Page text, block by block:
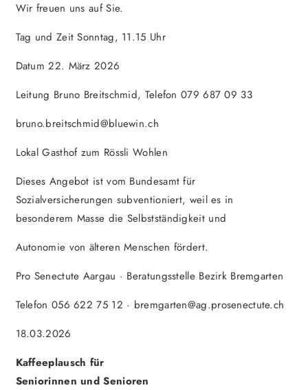
Wir freuen uns auf Sie.
Tag und Zeit Sonntag, 11.15 Uhr
Datum 22. März 2026
Leitung Bruno Breitschmid, Telefon 079 687 09 33
bruno.breitschmid@bluewin.ch
Lokal Gasthof zum Rössli Wohlen
Dieses Angebot ist vom Bundesamt für
Sozialversicherungen subventioniert, weil es in
besonderem Masse die Selbstständigkeit und
Autonomie von älteren Menschen fördert.
Pro Senectute Aargau · Beratungsstelle Bezirk Bremgarten
Telefon 056 622 75 12 · bremgarten@ag.prosenectute.ch
18.03.2026
Kaffeeplausch für
Seniorinnen und Senioren